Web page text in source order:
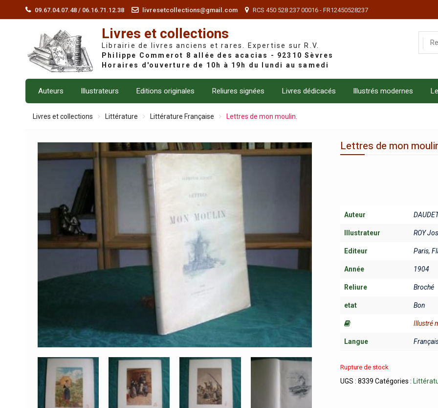
09.67.04.07.48 / 06.16.71.12.38 livresetcollections@gmail.com RCS 450 528 237 00016 - FR12450528237
Livres et collections
Librairie de livres anciens et rares. Expertise sur R.V.
Auteurs Illustrateurs Editions originales Reliures signées Livres dédicacés Illustrés modernes
Livres et collections Littérature Littérature Française Lettres de mon moulin.
Lettres de mon
Auteur
Illustrateur ROY
Editeur Paris,
Année 1904
Reliure Broché
etat Bon
Illustré
Langue
Rupture de stock
UGS :8339 Catégories :